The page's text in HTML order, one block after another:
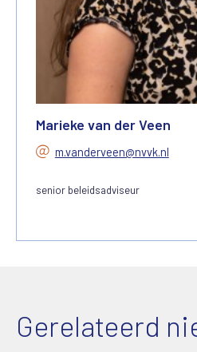
Marieke van der Veen
m.vanderveen@nvvk.nl
senior beleidsadviseur
Gerelateerd